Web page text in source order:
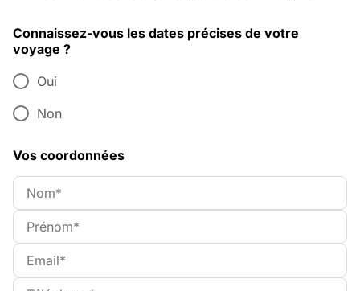
Connaissez-vous les dates précises de votre
voyage ?
Oui
Non
Vos coordonnées